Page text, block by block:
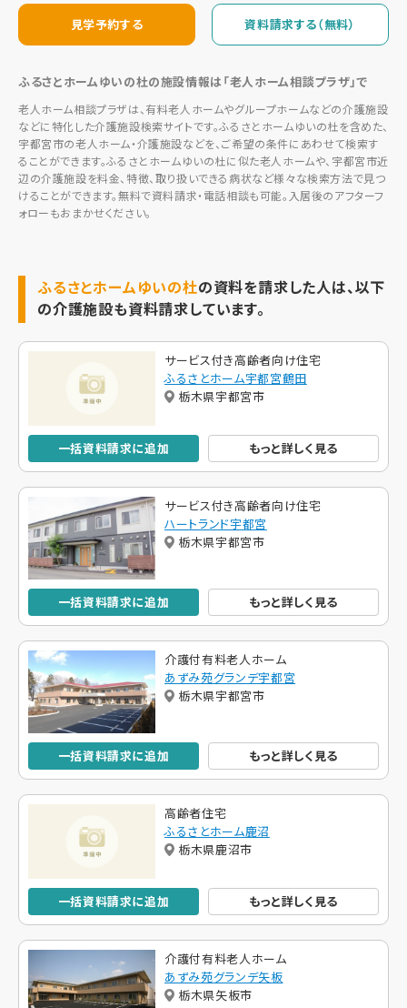
見学予約する 資料請求する（無料）
ふるさとホームゆいの杜の施設情報は「老人ホーム相談プラザ」で
老人ホーム相談プラザは、有料老人ホームやグループホームなどの介護施設
などに特化した介護施設検索サイトです。ふるさとホームゆいの杜を含めた、
宇都宮市の老人ホーム・介護施設などを、ご希望の条件にあわせて検索す
ることができます。ふるさとホームゆいの杜に似た老人ホームや、宇都宮市近
辺の介護施設を料金、特徴、取り扱いできる病状など様々な検索方法で見つ
けることができます。無料で資料請求・電話相談も可能。入居後のアフターフ
ォローもおまかせください。
ふるさとホームゆいの杜の資料を請求した人は、以下
の介護施設も資料請求しています。
サービス付き高齢者向け住宅
ふるさとホーム宇都宮鶴田
栃木県宇都宮市
一括資料請求に追加 もっと詳しく見る
サービス付き高齢者向け住宅
ハートランド宇都宮
栃木県宇都宮市
一括資料請求に追加 もっと詳しく見る
介護付有料老人ホーム
あずみ苑グランデ宇都宮
栃木県宇都宮市
一括資料請求に追加 もっと詳しく見る
高齢者住宅
ふるさとホーム鹿沼
栃木県鹿沼市
一括資料請求に追加 もっと詳しく見る
介護付有料老人ホーム
あずみ苑グランデ矢板
栃木県矢板市